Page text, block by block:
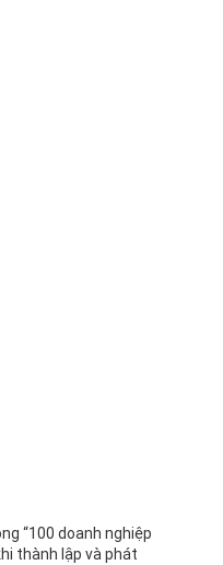
“100 doanh nghiệp
thành lập và phát